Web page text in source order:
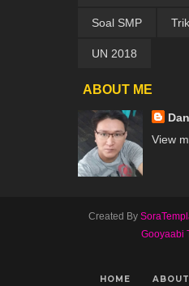
Soal SMP
UN 2018
ABOUT ME
View
Created By
Gooyaabi
HOME ABOUT